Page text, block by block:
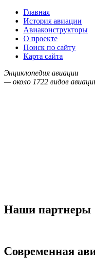
Главная
История авиации
Авиаконструкторы
О проекте
Поиск по сайту
Карта сайта
Энциклопедия авиации
— около 1722 видов
Наши партнеры
Современная